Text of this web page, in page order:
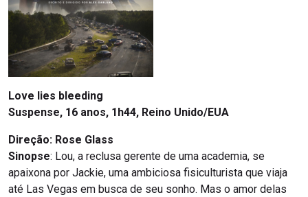
Love lies bleeding
Suspense, 16 anos, 1h44, Reino Unido/EUA
Direção: Rose Glass
Sinopse: Lou, a reclusa gerente de uma academia, se
apaixona por Jackie, uma ambiciosa fisiculturista que viaja
até Las Vegas em busca de seu sonho. Mas o amor delas